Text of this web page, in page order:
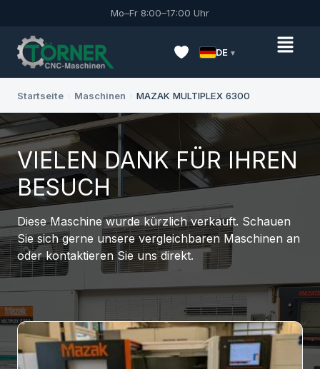
Mo–Fr 8:00–17:00 Uhr
DE
Startseite Maschinen MAZAK MULTIPLEX 6300
VIELEN DANK FÜR IHREN
BESUCH
Diese Maschine wurde kürzlich verkauft. Schauen
Sie sich gerne unsere vergleichbaren Maschinen an
oder kontaktieren Sie uns direkt.